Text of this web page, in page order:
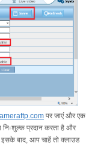
पर जाएं और एक
प्रदान करता है और
इसके बाद, आप चाहें तो क्लाउड